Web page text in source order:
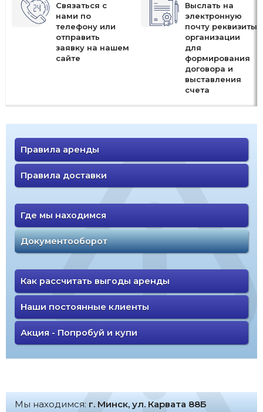
Связаться с
нами по
телефону или
отправить
заявку на нашем
сайте
Выслать на
электронную
почту реквизиты
организации
для
формирования
договора и
выставления
счета
Правила аренды
Правила доставки
Где мы находимся
Документооборот
Как рассчитать выгоды аренды
Наши постоянные клиенты
Акция - Попробуй и купи
Мы находимся: г. Минск, ул. Карвата 88Б